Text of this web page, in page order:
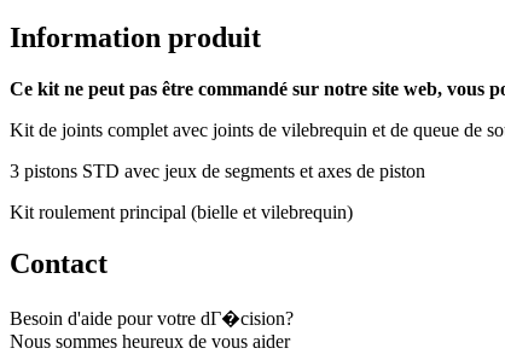
Information produit
Ce kit ne peut pas être commandé sur notre site web, vous
Kit de joints complet avec joints de vilebrequin et de queue de
3 pistons STD avec jeux de segments et axes de piston
Kit roulement principal (bielle et vilebrequin)
Contact
Besoin d'aide pour votre dГ�cision?
Nous sommes heureux de vous aider